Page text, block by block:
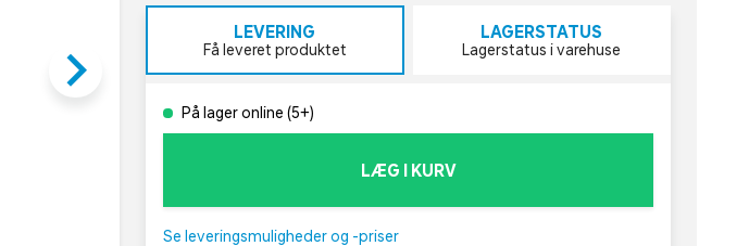
keyboard_arrow_right
LEVERING
Få leveret produktet
LAGERSTATUS
Lagerstatus i varehuse
På lager online (5+)
LÆG I KURV
Se leveringsmuligheder og -priser